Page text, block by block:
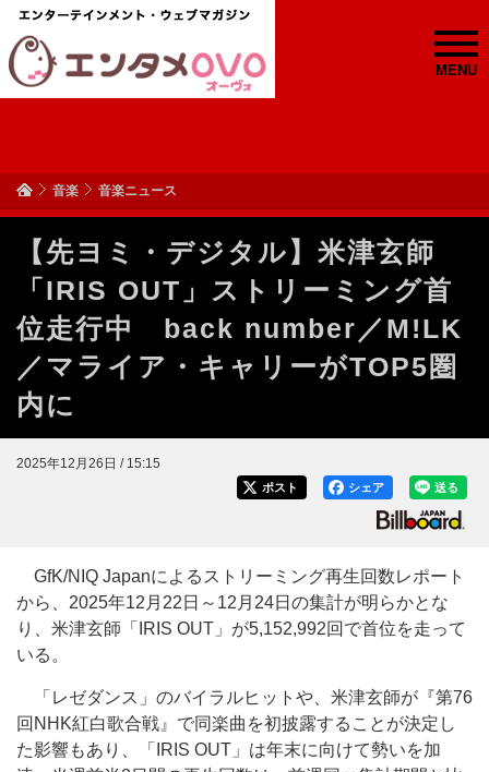
MENU
音楽 音楽ニュース
【先ヨミ・デジタル】米津玄師
「IRIS OUT」ストリーミング首
位走行中 back number／M!LK
／マライア・キャリーがTOP5圏
内に
2025年12月26日 / 15:15
送る
シェア
ポスト
GfK/NIQ Japanによるストリーミング再生回数レポート
から、2025年12月22日～12月24日の集計が明らかとな
り、米津玄師「IRIS OUT」が5,152,992回で首位を走って
いる。
「レゼダンス」のバイラルヒットや、米津玄師が『第76
回NHK紅白歌合戦』で同楽曲を初披露することが決定し
た影響もあり、「IRIS OUT」は年末に向けて勢いを加